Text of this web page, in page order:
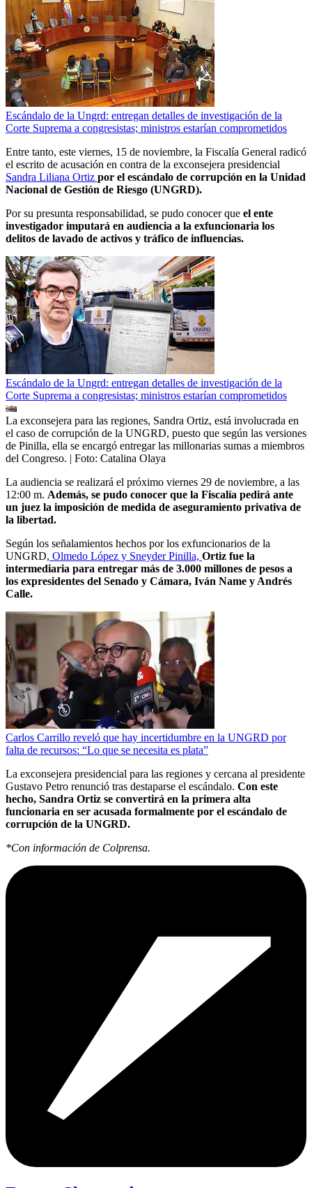
Escándalo de la Ungrd: entregan detalles de investigación de la
Corte Suprema a congresistas; ministros estarían comprometidos
Entre tanto, este viernes, 15 de noviembre, la Fiscalía General radicó
el escrito de acusación en contra de la exconsejera presidencial
Sandra Liliana Ortiz por el escándalo de corrupción en la Unidad
Nacional de Gestión de Riesgo (UNGRD).
Por su presunta responsabilidad, se pudo conocer que el ente
investigador imputará en audiencia a la exfuncionaria los
delitos de lavado de activos y tráfico de influencias.
Escándalo de la Ungrd: entregan detalles de investigación de la
Corte Suprema a congresistas; ministros estarían comprometidos
La exconsejera para las regiones, Sandra Ortiz, está involucrada en
el caso de corrupción de la UNGRD, puesto que según las versiones
de Pinilla, ella se encargó entregar las millonarias sumas a miembros
del Congreso. | Foto: Catalina Olaya
La audiencia se realizará el próximo viernes 29 de noviembre, a las
12:00 m. Además, se pudo conocer que la Fiscalía pedirá ante
un juez la imposición de medida de aseguramiento privativa de
la libertad.
Según los señalamientos hechos por los exfuncionarios de la
UNGRD, Olmedo López y Sneyder Pinilla, Ortiz fue la
intermediaria para entregar más de 3.000 millones de pesos a
los expresidentes del Senado y Cámara, Iván Name y Andrés
Calle.
Carlos Carrillo reveló que hay incertidumbre en la UNGRD por
falta de recursos: “Lo que se necesita es plata”
La exconsejera presidencial para las regiones y cercana al presidente
Gustavo Petro renunció tras destaparse el escándalo. Con este
hecho, Sandra Ortiz se convertirá en la primera alta
funcionaria en ser acusada formalmente por el escándalo de
corrupción de la UNGRD.
*Con información de Colprensa.